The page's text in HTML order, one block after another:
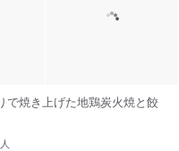
で焼き上げた地鶏炭火焼と餃
人